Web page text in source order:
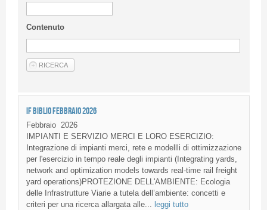
Contenuto
IF BIBLIO FEBBRAIO 2026
Febbraio 2026
IMPIANTI E SERVIZIO MERCI E LORO ESERCIZIO:
Integrazione di impianti merci, rete e modellli di ottimizzazione
per l'esercizio in tempo reale degli impianti (Integrating yards,
network and optimization models towards real-time rail freight
yard operations)PROTEZIONE DELL'AMBIENTE: Ecologia
delle Infrastrutture Viarie a tutela dell’ambiente: concetti e
criteri per una ricerca allargata alle... leggi tutto